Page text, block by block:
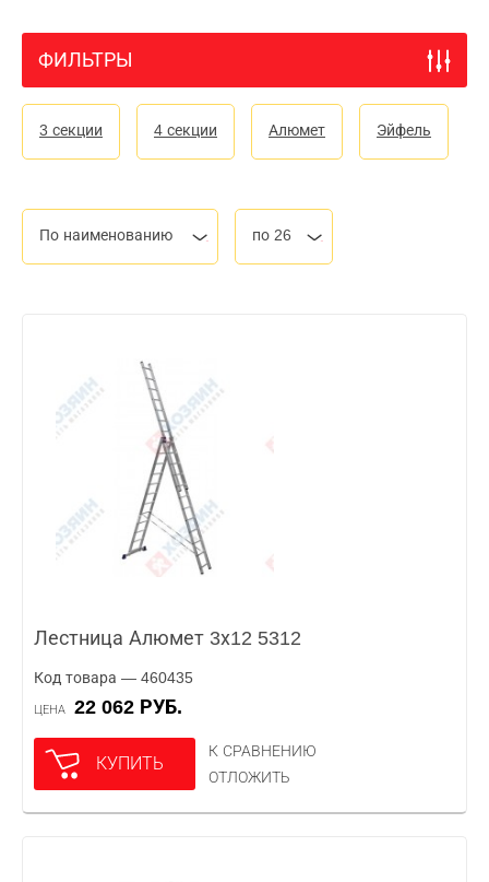
ФИЛЬТРЫ
3 секции 4 секции Алюмет Эйфель
По наименованию по 26
Лестница Алюмет 3х12 5312
Код товара — 460435
ЦЕНА 22 062 РУБ.
КУПИТЬ
К СРАВНЕНИЮ
ОТЛОЖИТЬ